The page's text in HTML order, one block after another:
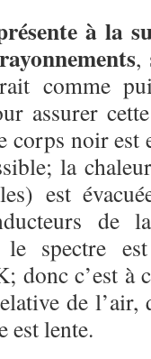
à la
,
comme
assurer
noir est
la
est
de
le spectre
donc c’est à
de l’air,
est lente.